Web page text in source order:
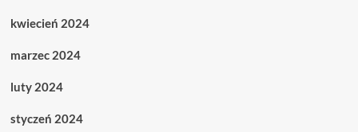
kwiecień 2024
marzec 2024
luty 2024
styczeń 2024